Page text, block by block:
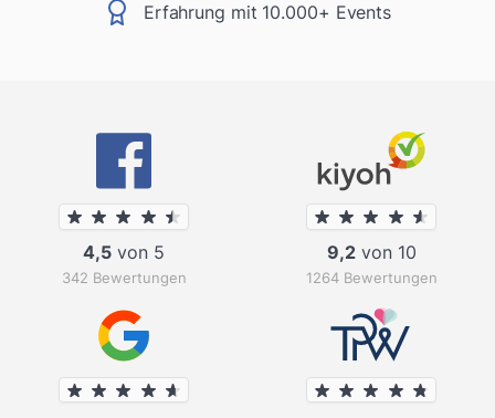
Erfahrung mit 10.000+ Events
4,5 von 5
342 Bewertungen
9,2von 10
1264 Bewertungen